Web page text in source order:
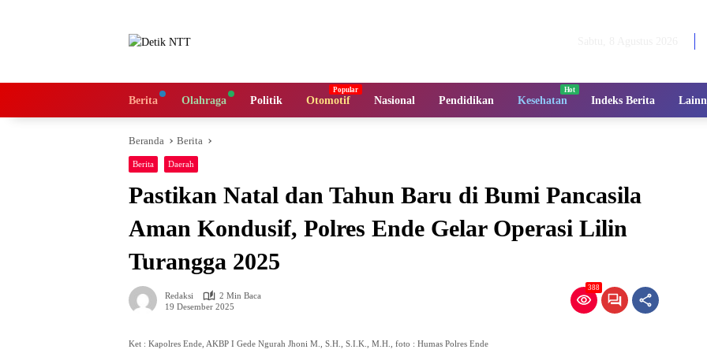
Berita Olahraga Politik Otomotif Nasional Pendidikan Kesehatan Indeks Berita
Beranda Berita
Berita Daerah
Pastikan Natal dan Tahun Baru di Bumi Pancasila
Aman Kondusif, Polres Ende Gelar Operasi Lilin
Turangga 2025
Redaksi
2 Min Baca
19 Desember 2025
388
Ket : Kapolres Ende, AKBP I Gede Ngurah Jhoni M., S.H., S.I.K., M.H., foto : Humas Polres Ende